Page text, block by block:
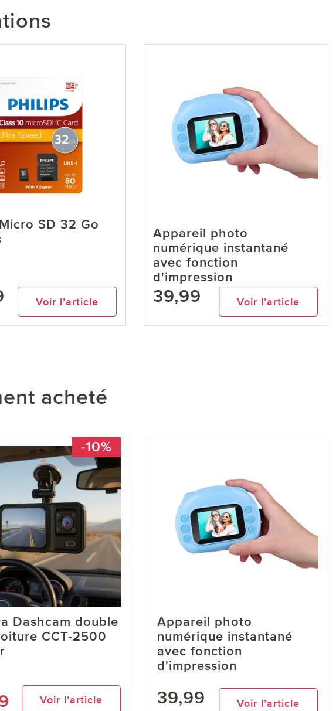
SD 32 Go
Voir l’article
Appareil photo
numérique instantané
avec fonction
d'impression
39,99 Voir l’article
acheté
-10%
Dashcam double
CCT-2500
Voir l’article
Appareil photo
numérique instantané
avec fonction
d'impression
39,99 Voir l’article